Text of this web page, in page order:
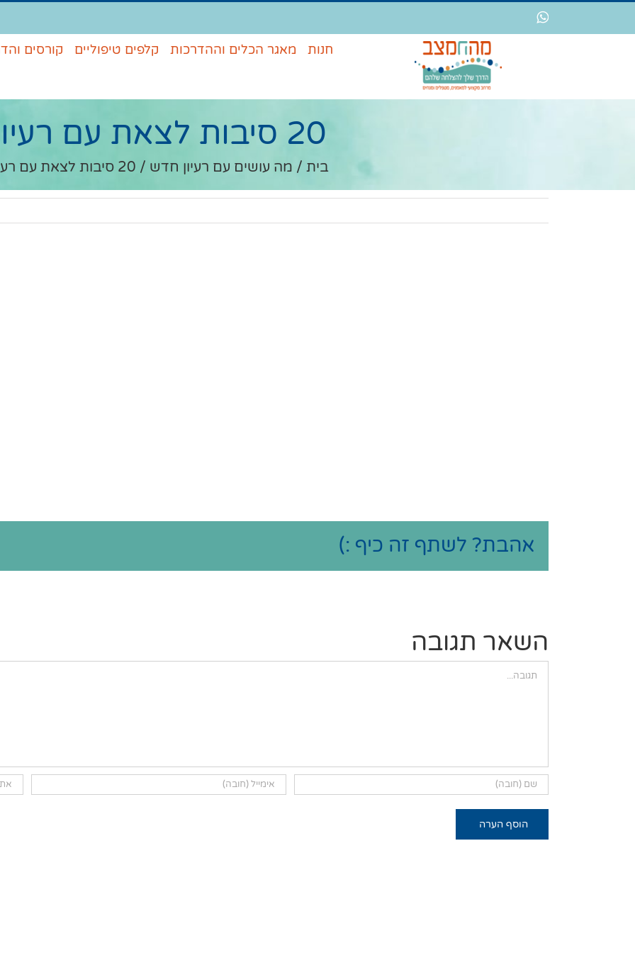
לתוכן
WhatsApp
חנות מאגר הכלים וההדרכות קלפים טיפוליים קורסים
20 סיבות לצאת עם רעיון
בית / מה עושים עם רעיון חדש / 20 סיבות לצאת עם רעיון
אהבת? לשתף זה כיף :)
השאר תגובה
הערה